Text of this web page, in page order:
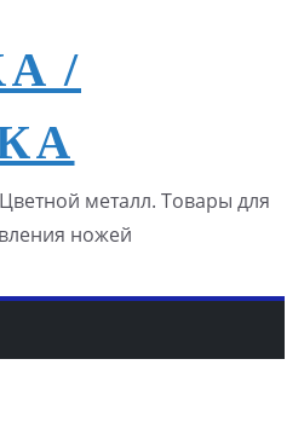
/
металл. Товары для
ножей